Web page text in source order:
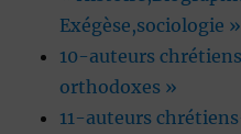
Exégèse,sociologie »
10-auteurs
orthodoxes »
11-auteurs